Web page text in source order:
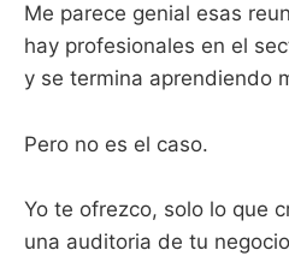
Me parece genial esas
hay profesionales en el
y se termina aprendiendo
Pero no es el caso.
Yo te ofrezco, solo lo que
una auditoria de tu